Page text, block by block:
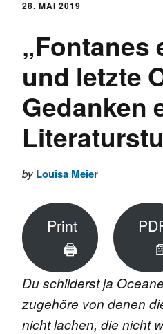
28. MAI 2019
„Fontanes
und letzte
Gedanken
by Louisa Meier
Print
🖨
📄
Du schilderst ja
zugehöre von denen
nicht lachen, die nicht